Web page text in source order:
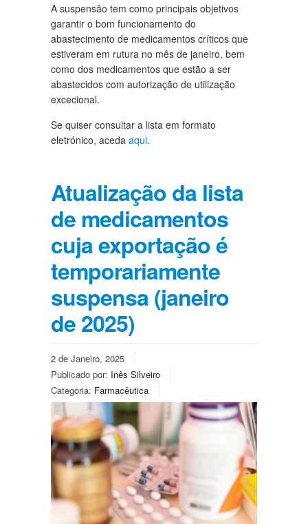
A suspensão tem como principais objetivos
garantir o bom funcionamento do
abastecimento de medicamentos críticos que
estiveram em rutura no mês de janeiro, bem
como dos medicamentos que estão a ser
abastecidos com autorização de utilização
excecional.
Se quiser consultar a lista em formato
eletrónico, aceda aqui.
Atualização da lista
de medicamentos
cuja exportação é
temporariamente
suspensa (janeiro
de 2025)
2 de Janeiro, 2025
Publicado por: Inês Silveiro
Categoria: Farmacêutica